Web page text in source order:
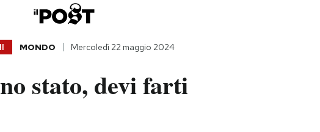
MONDO Mercoledì 22 maggio 2024
stato, devi farti